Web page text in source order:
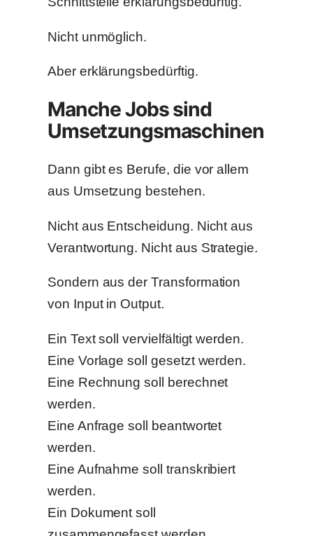
Nicht unmöglich.
Aber erklärungsbedürftig.
Manche Jobs sind
Umsetzungsmaschinen
Dann gibt es Berufe, die vor allem
aus Umsetzung bestehen.
Nicht aus Entscheidung. Nicht aus
Verantwortung. Nicht aus Strategie.
Sondern aus der Transformation
von Input in Output.
Ein Text soll vervielfältigt werden.
Eine Vorlage soll gesetzt werden.
Eine Rechnung soll berechnet
werden.
Eine Anfrage soll beantwortet
werden.
Eine Aufnahme soll transkribiert
werden.
Ein Dokument soll